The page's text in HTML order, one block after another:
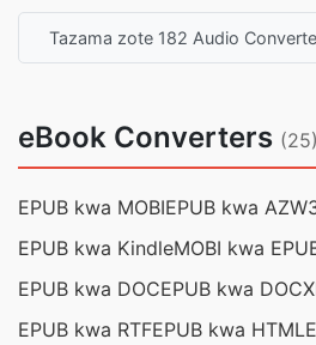
Tazama zote 182 Audio
eBook Converters (25)
EPUB kwa MOBIEPUB kwa
EPUB kwa KindleMOBI kwa
EPUB kwa DOCEPUB kwa DOCX
EPUB kwa RTFEPUB kwa HTML